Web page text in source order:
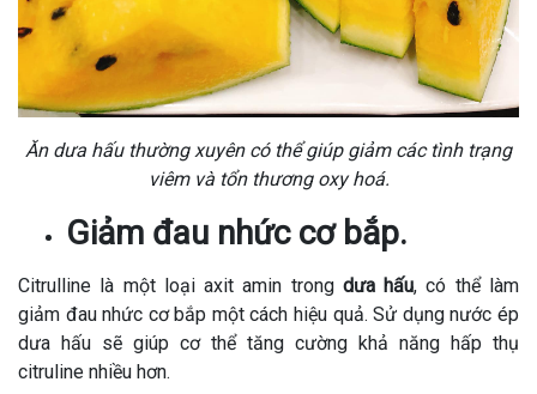
Ăn dưa hấu thường xuyên có thể giúp giảm các tình trạng
viêm và tổn thương oxy hoá.
Giảm đau nhức cơ bắp.
Citrulline là một loại axit amin trong dưa hấu, có thể làm
giảm đau nhức cơ bắp một cách hiệu quả. Sử dụng nước ép
dưa hấu sẽ giúp cơ thể tăng cường khả năng hấp thụ
citruline nhiều hơn.